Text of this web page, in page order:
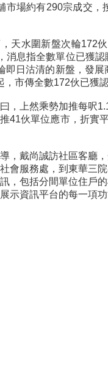
市場約有290宗成交，
，天水圍新盤次輪172
消息指全數單位已獲
即日沽清的新盤，發
，市傳全數172伙已獲
曰，上然乘勢加推每呎
41伙單位應市，折實
導，戴尚誠訪社區客廳
會服務處，到東華三
，包括分間單位住戶
示資訊平台的每一項